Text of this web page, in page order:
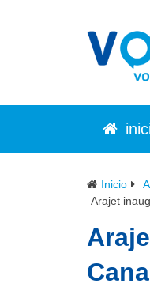
Inicio
Arajet
Cana